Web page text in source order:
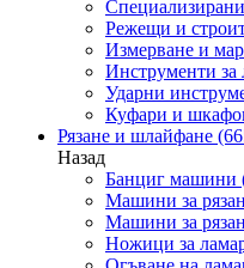
Режещи и
Измерване и
Инструменти за
Ударни
Куфари и
Рязане и шлайфане
Назад
Банциг машини
Машини за
Машини за
Ножици за